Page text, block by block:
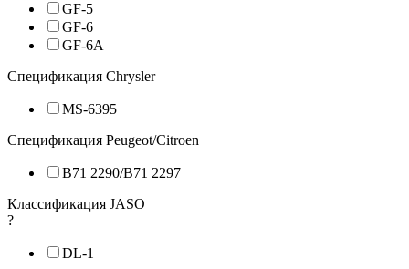
GF-5
GF-6
GF-6A
Спецификация Chrysler
MS-6395
Спецификация Peugeot/Citroen
B71 2290/B71 2297
Классификация JASO
?
DL-1